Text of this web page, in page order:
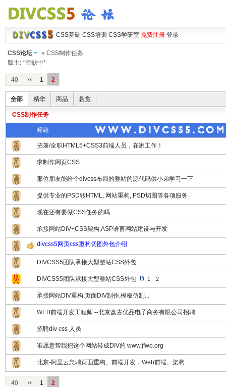
CSS基础 CSS培训 CSS学研室 免费注册 登录
CSS论坛
» CSS制作任务
版主: *空缺中*
40 ‹‹ 1 2
全部 精华 商品 悬赏
CSS制作任务
标题
招兼/全职HTML5+CSS3前端人员，在家工作！
求制作网页CSS
那位朋友能给个divcss布局的整站的源代码供小弟学习一下
提供专业的PSD转HTML, 网站重构, PSD切图等各项服务
现在还有要做CSS任务的吗
承接网站DIV+CSS架构,ASP语言网站建设与开发
divcss5网页css重构切图外包介绍
DIVCSS5团队承接大型整站CSS外包
DIVCSS5团队承接大型整站CSS外包 1 2
承接网站DIV重构,页面DIV制作,模板仿制...
WEB前端开发工程师 --北京盘古优品电子商务有限公司招聘
招聘div css 人员
谁愿意帮我把这个网站转成DIV的 www.jfwo.org
北京-阿里云急聘页面重构、前端开发，Web前端、架构
40 ‹‹ 1 2